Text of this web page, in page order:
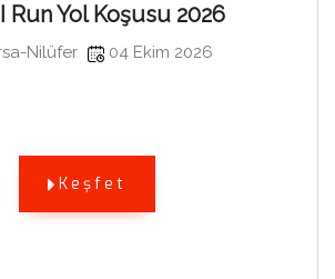
Run Yol Koşusu 2026
Nilüfer 04 Ekim 2026
Keşfet